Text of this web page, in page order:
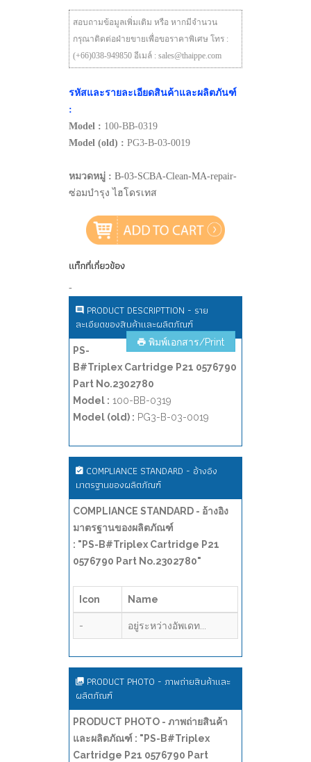
สอบถามข้อมูลเพิ่มเติม หรือ หากมีจำนวน
กรุณาติดต่อฝ่ายขายเพื่อขอราคาพิเศษ โทร :
(+66)038-949850 อีเมล์ : sales@thaippe.com
รหัสและรายละเอียดสินค้าและผลิตภันฑ์
:
Model : 100-BB-0319
Model (old) : PG3-B-03-0019
หมวดหมู่ : B-03-SCBA-Clean-MA-repair-
ซ่อมบำรุง ไฮโดรเทส
แท็กที่เกี่ยวข้อง
-
PRODUCT DESCRIPTTION - ราย
ละเอียดของสินค้าและผลิตภัณฑ์
พิมพ์เอกสาร/Print
PS-
B#Triplex Cartridge P21 0576790
Part No.2302780
Model : 100-BB-0319
Model (old) : PG3-B-03-0019
COMPLIANCE STANDARD - อ้างอิง
มาตรฐานของผลิตภัณฑ์
COMPLIANCE STANDARD - อ้างอิง
มาตรฐานของผลิตภัณฑ์
: "PS-B#Triplex Cartridge P21
0576790 Part No.2302780"
Icon Name
- อยู่ระหว่างอัพเดท...
PRODUCT PHOTO - ภาพถ่ายสินค้าและ
ผลิตภัณฑ์
PRODUCT PHOTO - ภาพถ่ายสินค้า
และผลิตภัณฑ์ : "PS-B#Triplex
Cartridge P21 0576790 Part